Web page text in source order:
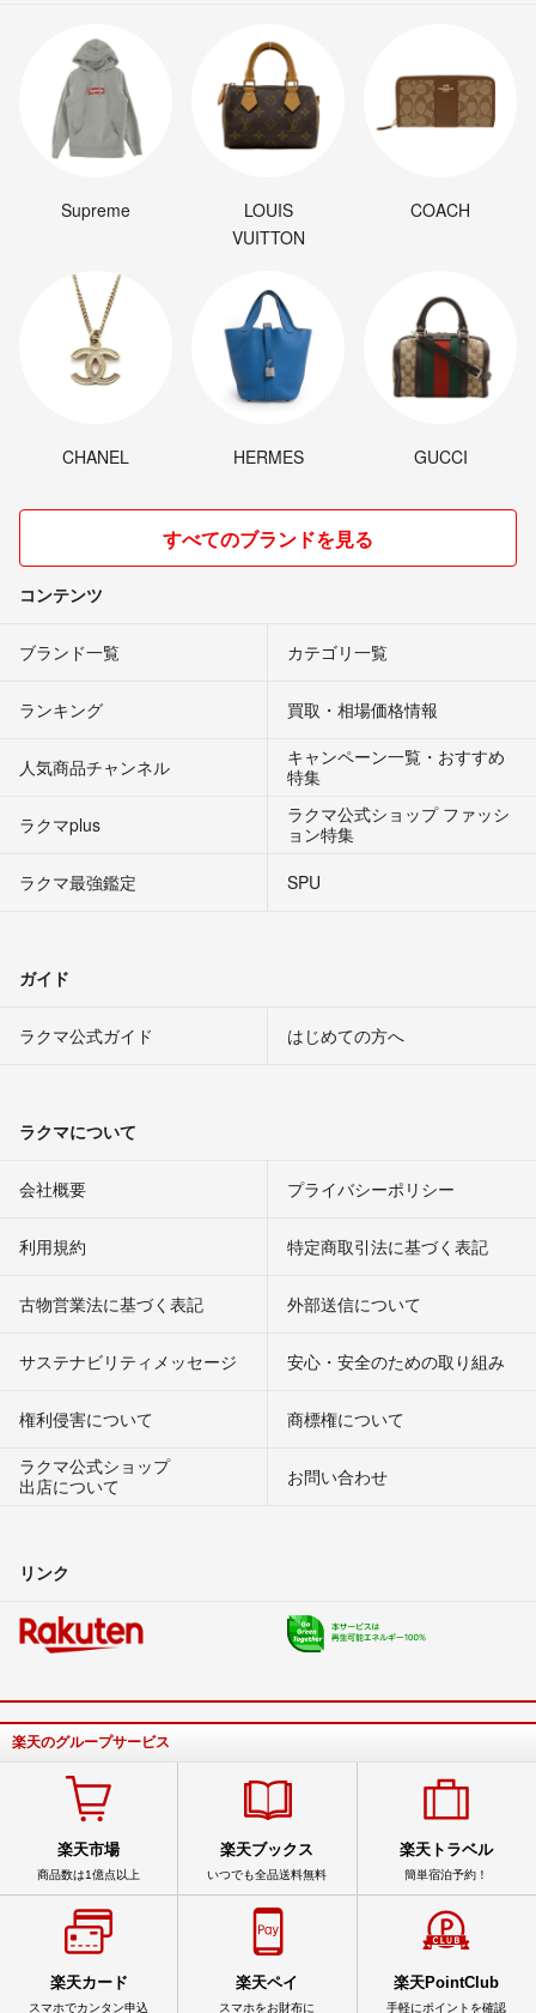
Supreme
LOUIS
VUITTON
COACH
CHANEL HERMES GUCCI
すべてのブランドを見る
コンテンツ
ブランド一覧 カテゴリ一覧
ランキング 買取・相場価格情報
人気商品チャンネル
キャンペーン一覧・おすすめ
特集
ラクマplus
ラクマ公式ショップ ファッシ
ョン特集
ラクマ最強鑑定
SPU
ガイド
ラクマ公式ガイド はじめての方へ
ラクマについて
会社概要 プライバシーポリシー
利用規約 特定商取引法に基づく表記
古物営業法に基づく表記 外部送信について
サステナビリティメッセージ 安心・安全のための取り組み
権利侵害について
商標権について
ラクマ公式ショップ
出店について
お問い合わせ
リンク
楽天のグループサービス
楽天市場
商品数は1億点以上
楽天ブックス
いつでも全品送料無料
楽天トラベル
簡単宿泊予約！
楽天カード
スマホでカンタン申込
楽天ペイ
スマホをお財布に
楽天PointClub
手軽にポイントを確認